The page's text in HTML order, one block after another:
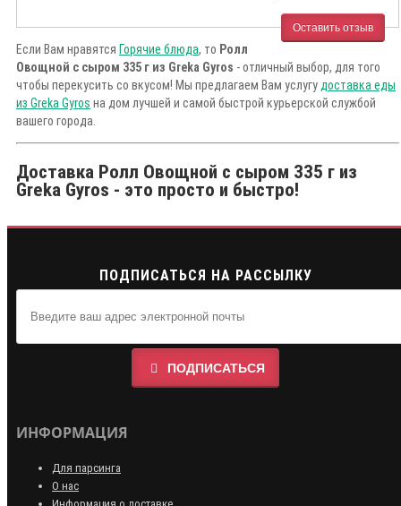
Оставить отзыв
Если Вам нравятся Горячие блюда, то Ролл
Овощной с сыром 335 г из Greka Gyros - отличный выбор, для того
чтобы перекусить со вкусом! Мы предлагаем Вам услугу доставка еды
из Greka Gyros на дом лучшей и самой быстрой курьерской службой
вашего города.
Доставка Ролл Овощной с сыром 335 г из
Greka Gyros - это просто и быстро!
ПОДПИСАТЬСЯ НА РАССЫЛКУ
ПОДПИСАТЬСЯ
ИНФОРМАЦИЯ
Для парсинга
О нас